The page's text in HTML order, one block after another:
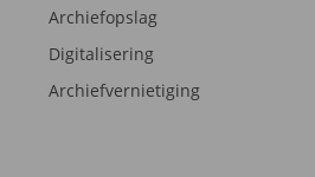
Archiefopslag
Digitalisering
Archiefvernietiging